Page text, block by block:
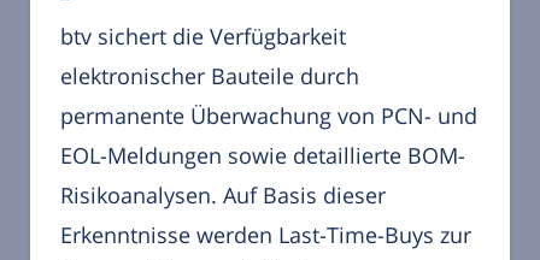
btv sichert die Verfügbarkeit
elektronischer Bauteile durch
permanente Überwachung von PCN- und
EOL-Meldungen sowie detaillierte BOM-
Risikoanalysen. Auf Basis dieser
Erkenntnisse werden Last-Time-Buys zur